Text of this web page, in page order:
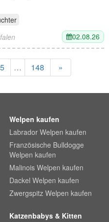
02.08.26
5 … 148 »
Welpen kaufen
Labrador Welpen kaufen
Französische Bulldogge
Welpen kaufen
Malinois Welpen kaufen
Dackel Welpen kaufen
Zwergspitz Welpen kaufen
Katzenbabys & Kitten